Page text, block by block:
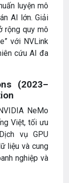
luyện mô
AI lớn. Giải
rộng quy mô
với NVLink
cứu AI đa
(2023–
NeMo
Việt, tối ưu
vụ GPU
liệu và cung
nghiệp và